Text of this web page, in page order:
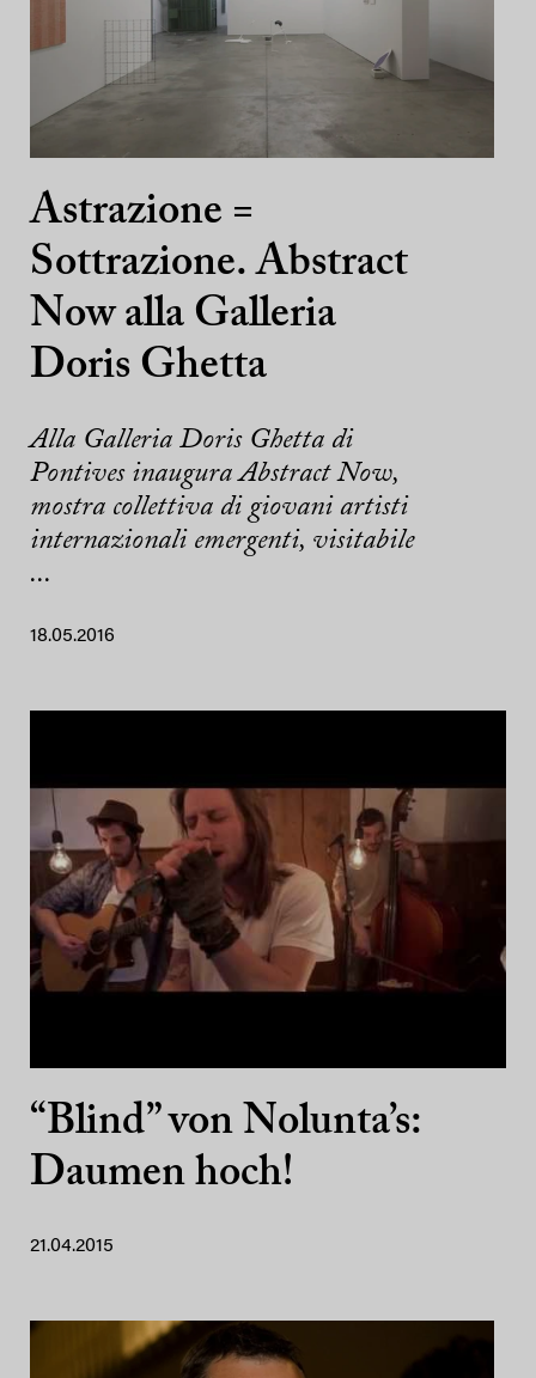
Astrazione =
Sottrazione. Abstract
Now alla Galleria
Doris Ghetta
Alla Galleria Doris Ghetta di
Pontives inaugura Abstract Now,
mostra collettiva di giovani artisti
internazionali emergenti, visitabile
...
18.05.2016
“Blind” von Nolunta’s:
Daumen hoch!
21.04.2015